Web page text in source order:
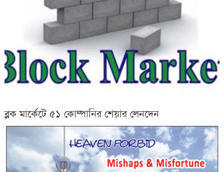
ব্লক মার্কেটে ৫১ কোম্পানির শেয়ার লেনদেন